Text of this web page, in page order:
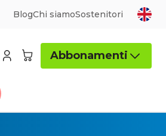
BlogChi siamoSostenitori
Abbonamenti